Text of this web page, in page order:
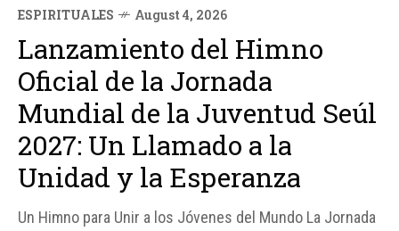
ESPIRITUALES August 4, 2026
Lanzamiento del Himno
Oficial de la Jornada
Mundial de la Juventud Seúl
2027: Un Llamado a la
Unidad y la Esperanza
Un Himno para Unir a los Jóvenes del Mundo La Jornada